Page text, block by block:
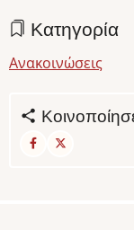
Κατηγορία
Ανακοινώσεις